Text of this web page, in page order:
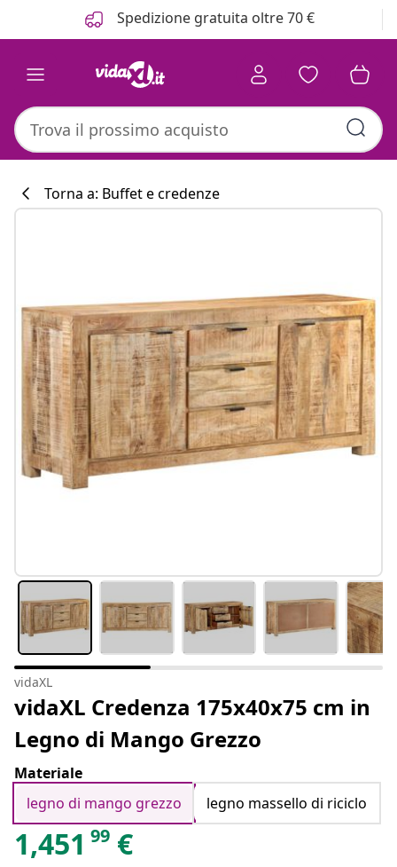
Spedizione gratuita oltre 70 €
Torna a: Buffet e credenze
vidaXL
vidaXL Credenza 175x40x75 cm in
Legno di Mango Grezzo
Materiale
legno di mango grezzo
legno massello di riciclo
1,451 99 €